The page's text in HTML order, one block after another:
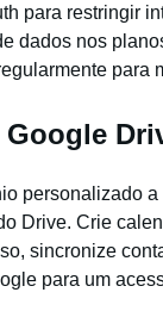
para restringir
dados nos
para
personalizado
Drive. Crie
sincronize
para um